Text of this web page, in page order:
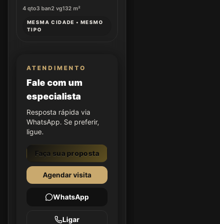
4 qto3 ban2 vg132 m²
MESMA CIDADE • MESMO
TIPO
ATENDIMENTO
Fale com um
especialista
Resposta rápida via
WhatsApp. Se preferir,
ligue.
Faça sua proposta
Agendar visita
WhatsApp
Ligar